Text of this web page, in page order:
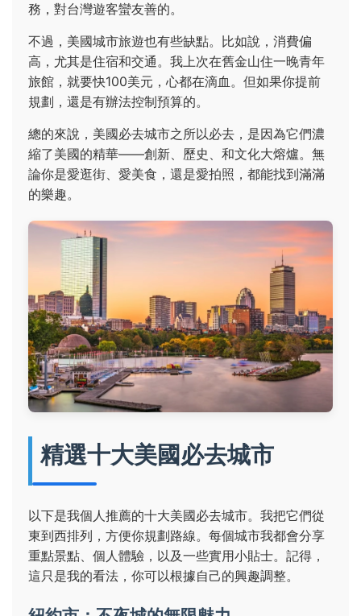
務，對台灣遊客蠻友善的。
不過，美國城市旅遊也有些缺點。比如說，消費偏
高，尤其是住宿和交通。我上次在舊金山住一晚青年
旅館，就要快100美元，心都在滴血。但如果你提前
規劃，還是有辦法控制預算的。
總的來說，美國必去城市之所以必去，是因為它們濃
縮了美國的精華——創新、歷史、和文化大熔爐。無
論你是愛逛街、愛美食，還是愛拍照，都能找到滿滿
的樂趣。
精選十大美國必去城市
以下是我個人推薦的十大美國必去城市。我把它們從
東到西排列，方便你規劃路線。每個城市我都會分享
重點景點、個人體驗，以及一些實用小貼士。記得，
這只是我的看法，你可以根據自己的興趣調整。